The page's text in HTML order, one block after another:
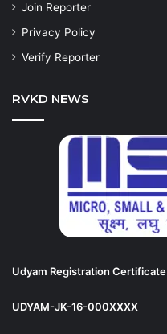
Join Reporter
Privacy Policy
Verify Reporter
RVKD NEWS
Udyam Registration Certificate
UDYAM-JK-16-000XXXX